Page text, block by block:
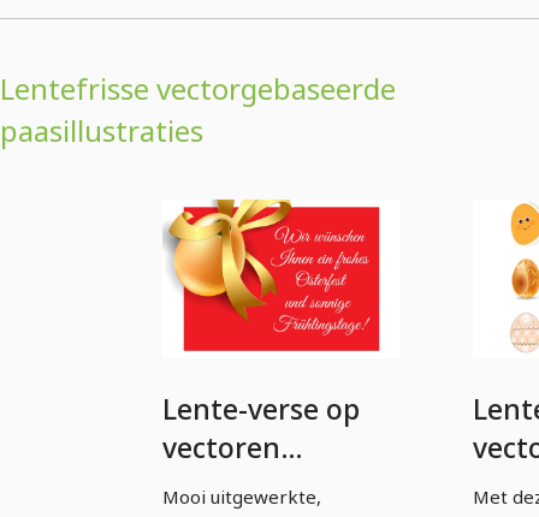
Lentefrisse vectorgebaseerde
paasillustraties
Lente-verse op
vectoren
gebaseerde
Mooi uitgewerkte,
Met